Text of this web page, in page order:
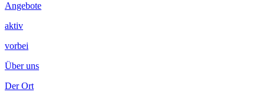
Angebote
aktiv
vorbei
Über uns
Der Ort